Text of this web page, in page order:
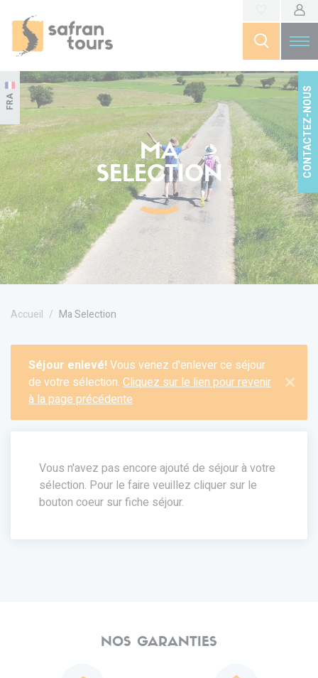
FRA CONTACTEZ-NOUS
MA
SELECTION
Accueil Ma Selection
×
Séjour enlevé!Vous venez d'enlever ce séjour
de votre sélection. Cliquez sur le lien pour revenir
à la page précédente
Vous n'avez pas encore ajouté de séjour à votre
sélection. Pour le faire veuillez cliquer sur le
bouton coeur sur fiche séjour.
NOS GARANTIES